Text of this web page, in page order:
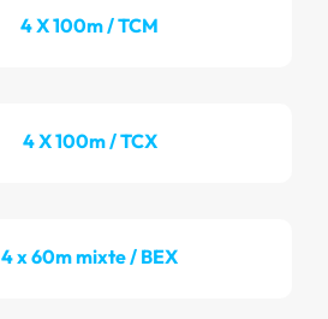
4 X 100m / TCM
4 X 100m / TCX
4 x 60m mixte / BEX